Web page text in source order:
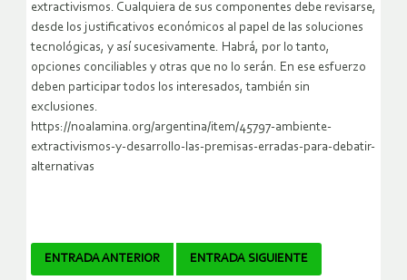
extractivismos. Cualquiera de sus componentes debe revisarse,
desde los justificativos económicos al papel de las soluciones
tecnológicas, y así sucesivamente. Habrá, por lo tanto,
opciones conciliables y otras que no lo serán. En ese esfuerzo
deben participar todos los interesados, también sin
exclusiones.
https://noalamina.org/argentina/item/45797-ambiente-
extractivismos-y-desarrollo-las-premisas-erradas-para-debatir-
alternativas
Navegador
ENTRADA ANTERIOR ENTRADA SIGUIENTE